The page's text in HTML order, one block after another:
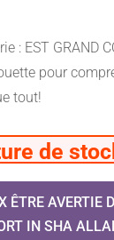
: EST GRAND
pour
tout!
de
ÊTRE AVERTIE
IN SHA